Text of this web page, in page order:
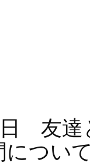
友達
について